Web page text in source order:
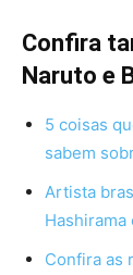
Confira
Naruto e
5 coisas
sabem
Artista
Hashirama
Confira as